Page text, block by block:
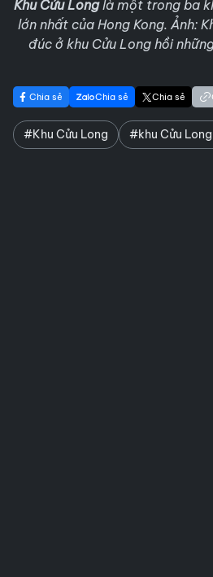
Khu Cửu Longlà một trong ba
lớn nhất của Hong Kong. Ảnh:
đúc ở khu Cửu Long hồi
Chia sẻ Chia sẻ Chia sẻ
#Khu Cửu Long #khu Cửu